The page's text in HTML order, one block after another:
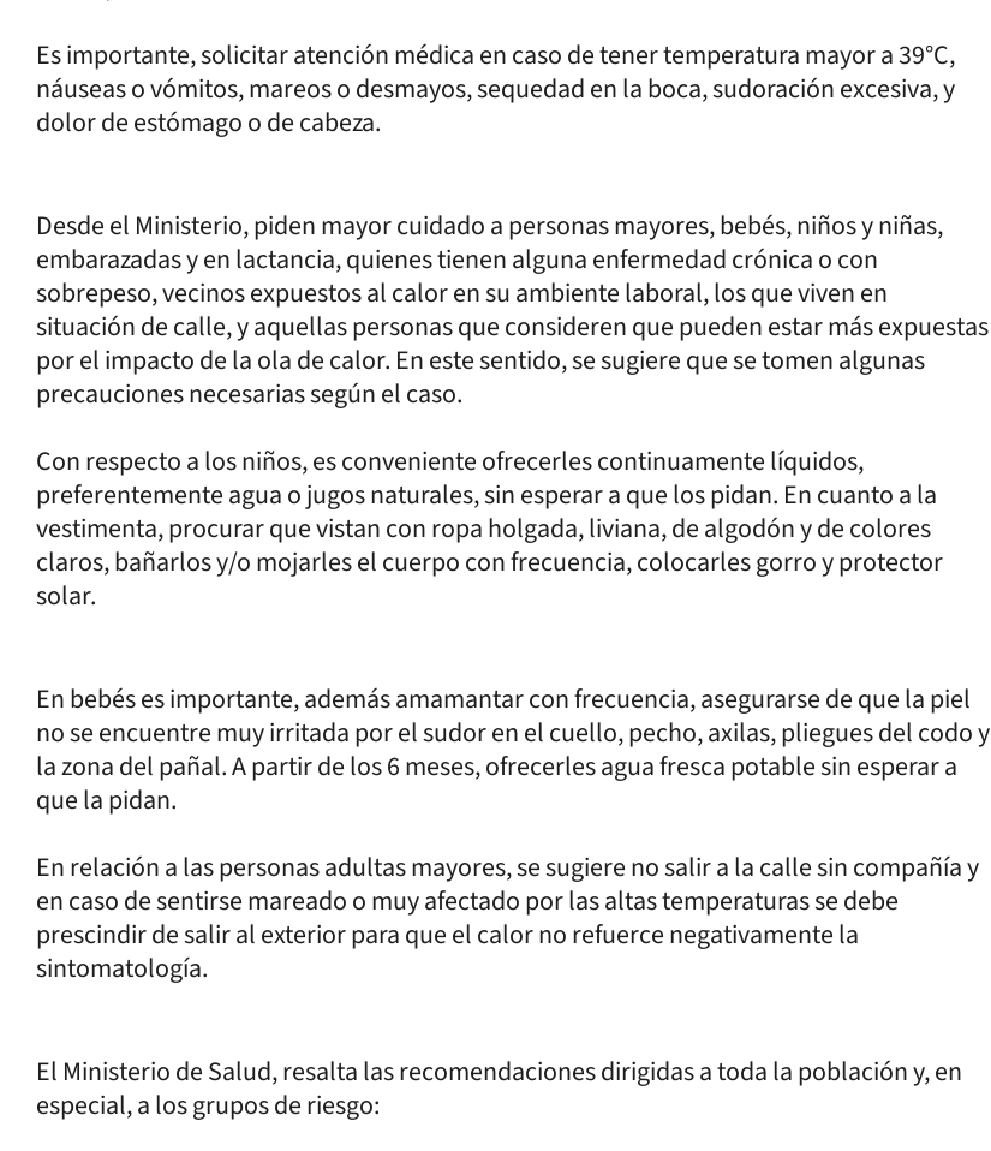
Es importante, solicitar atención médica en caso de tener temperatura mayor a 39°C,
náuseas o vómitos, mareos o desmayos, sequedad en la boca, sudoración excesiva, y
dolor de estómago o de cabeza.
Desde el Ministerio, piden mayor cuidado a personas mayores, bebés, niños y niñas,
embarazadas y en lactancia, quienes tienen alguna enfermedad crónica o con
sobrepeso, vecinos expuestos al calor en su ambiente laboral, los que viven en
situación de calle, y aquellas personas que consideren que pueden estar más expuestas
por el impacto de la ola de calor. En este sentido, se sugiere que se tomen algunas
precauciones necesarias según el caso.
Con respecto a los niños, es conveniente ofrecerles continuamente líquidos,
preferentemente agua o jugos naturales, sin esperar a que los pidan. En cuanto a la
vestimenta, procurar que vistan con ropa holgada, liviana, de algodón y de colores
claros, bañarlos y/o mojarles el cuerpo con frecuencia, colocarles gorro y protector
solar.
En bebés es importante, además amamantar con frecuencia, asegurarse de que la piel
no se encuentre muy irritada por el sudor en el cuello, pecho, axilas, pliegues del codo y
la zona del pañal. A partir de los 6 meses, ofrecerles agua fresca potable sin esperar a
que la pidan.
En relación a las personas adultas mayores, se sugiere no salir a la calle sin compañía y
en caso de sentirse mareado o muy afectado por las altas temperaturas se debe
prescindir de salir al exterior para que el calor no refuerce negativamente la
sintomatología.
El Ministerio de Salud, resalta las recomendaciones dirigidas a toda la población y, en
especial, a los grupos de riesgo: